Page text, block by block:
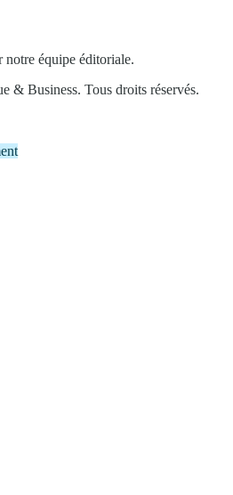
notre équipe éditoriale.
& Business. Tous droits réservés.